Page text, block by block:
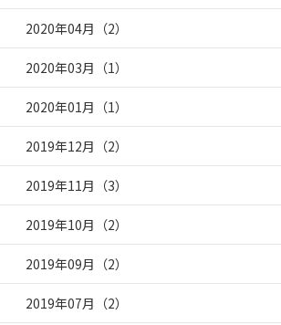
2020年04月 （2）
2020年03月 （1）
2020年01月 （1）
2019年12月 （2）
2019年11月 （3）
2019年10月 （2）
2019年09月 （2）
2019年07月 （2）